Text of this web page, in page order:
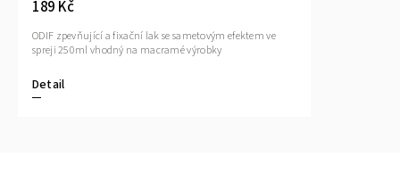
189 Kč
Detail
ODIF zpevňující a fixační lak se sametovým efektem ve
spreji 250ml vhodný na macramé výrobky